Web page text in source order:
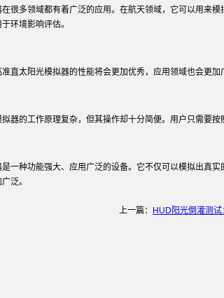
很多领域都有着广泛的应用。在航天领域，它可以用来
环境影响评估。
直太阳光模拟器的性能将会更加优秀，应用领域也会更
器的工作原理复杂，但其操作却十分简便。用户只需要
一种功能强大、应用广泛的设备。它不仅可以模拟出真
泛。
上一篇： HUD阳光倒灌测